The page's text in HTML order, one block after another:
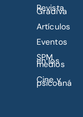
Revista
Gradiva
Artículos
Eventos
SPM
en los
medios
Cine y